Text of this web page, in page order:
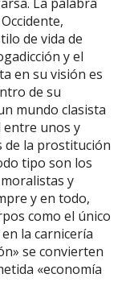
de vida de
y el
en su visión es
de su
mundo clasista
entre unos y
de la prostitución
tipo son los
y
y en todo,
como el único
la carnicería
se convierten
«economía